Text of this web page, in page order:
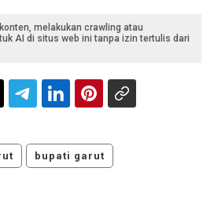
melakukan crawling atau
AI di situs web ini tanpa izin tertulis dari
bupati garut